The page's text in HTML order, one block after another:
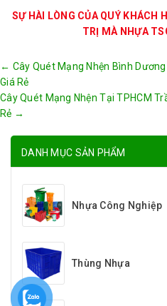
SỰ HÀI LÒNG CỦA QUÝ KHÁCH
TRỊ MÀ NHỰA
Post
navigation
← Cây Quét Mạng Nhện Bình
Giá Rẻ
Cây Quét Mạng Nhện Tại TPHCM
Rẻ →
DANH MỤC SẢN PHẨM
Nhựa Công Nghiệp
Thùng Nhựa